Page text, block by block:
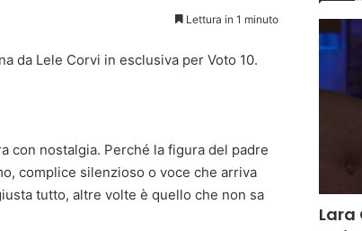
Lettura in 1 minuto
da Lele Corvi in esclusiva per Voto 10.
con nostalgia. Perché la figura del padre
complice silenzioso o voce che arriva
tutto, altre volte è quello che non sa
Lara